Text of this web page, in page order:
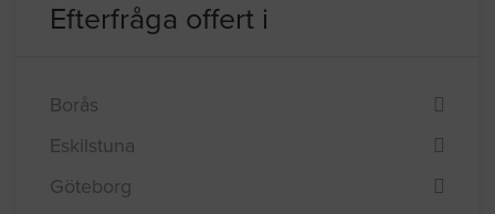
Efterfråga offert i
Borås
Eskilstuna
Göteborg